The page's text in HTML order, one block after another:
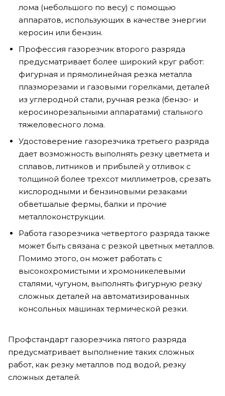
лома (небольшого по весу) с помощью
аппаратов, использующих в качестве энергии
керосин или бензин.
Профессия газорезчик второго разряда
предусматривает более широкий круг работ:
фигурная и прямолинейная резка металла
плазморезами и газовыми горелками, деталей
из углеродной стали, ручная резка (бензо- и
керосинорезальными аппаратами) стального
тяжеловесного лома.
Удостоверение газорезчика третьего разряда
дает возможность выполнять резку цветмета и
сплавов, литников и прибылей у отливок с
толщиной более трехсот миллиметров, срезать
кислородными и бензиновыми резаками
обветшалые фермы, балки и прочие
металлоконструкции.
Работа газорезчика четвертого разряда также
может быть связана с резкой цветных металлов.
Помимо этого, он может работать с
высокохромистыми и хромоникелевыми
сталями, чугуном, выполнять фигурную резку
сложных деталей на автоматизированных
консольных машинах термической резки.
Профстандарт газорезчика пятого разряда
предусматривает выполнение таких сложных
работ, как резку металлов под водой, резку
сложных деталей.